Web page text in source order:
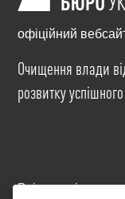
офіційний
Очищення влади
розвитку
Всі матеріали на